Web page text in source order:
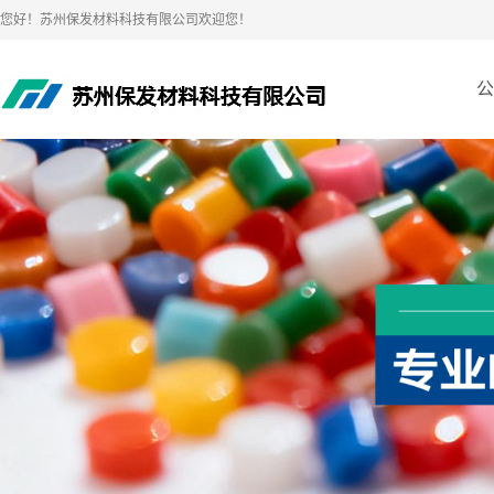
您好！苏州保发材料科技有限公司欢迎您！